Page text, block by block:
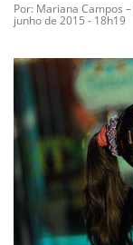
Por: Mariana Campos
junho de 2015 - 18h19